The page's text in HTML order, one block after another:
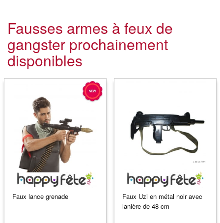
Fausses armes à feux de
gangster prochainement
disponibles
Faux lance grenade
Faux Uzi en métal noir avec
lanière de 48 cm